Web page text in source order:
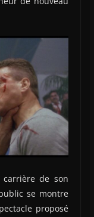
de son
se montre
proposé